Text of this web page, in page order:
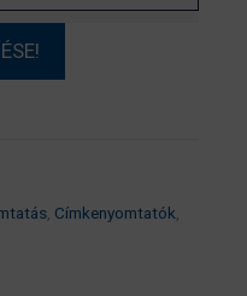
, Címkenyomtatók,